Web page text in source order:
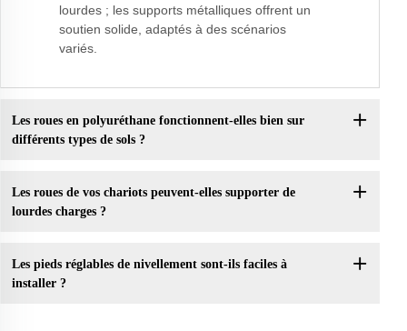
lourdes ; les supports métalliques offrent un
soutien solide, adaptés à des scénarios
variés.
Les roues en polyuréthane fonctionnent-elles bien sur
différents types de sols ?
Les roues de vos chariots peuvent-elles supporter de
lourdes charges ?
Les pieds réglables de nivellement sont-ils faciles à
installer ?